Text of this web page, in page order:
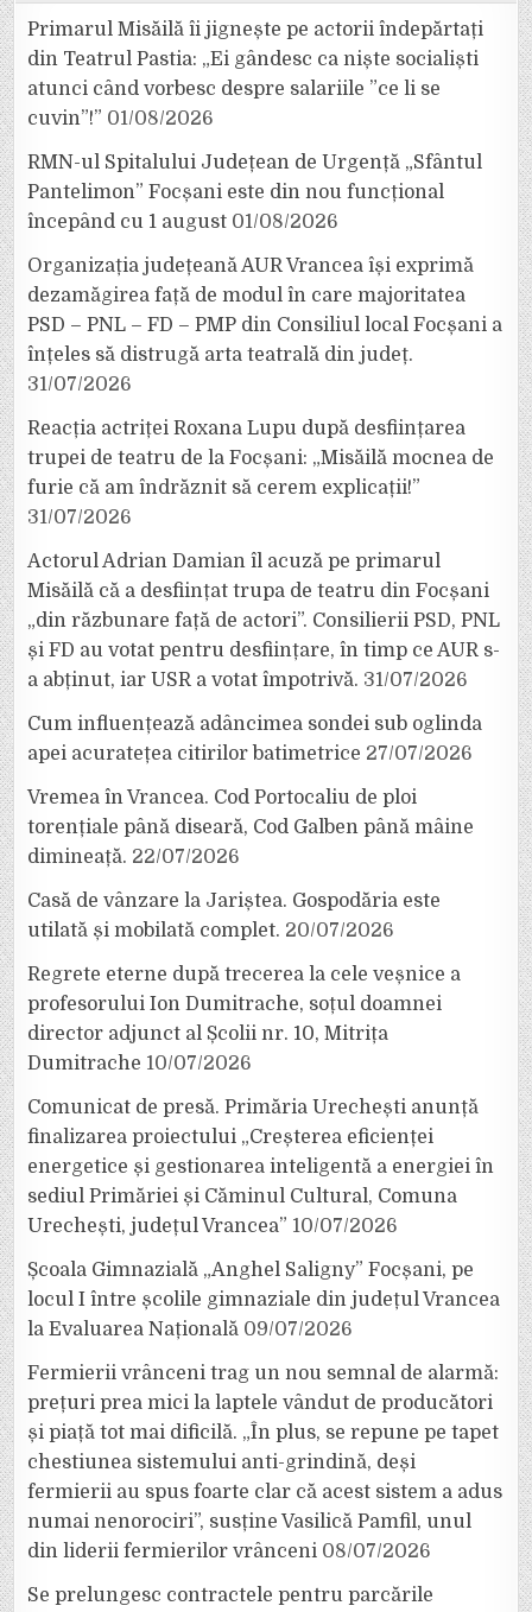
Primarul Misăilă îi jignește pe actorii îndepărtați
din Teatrul Pastia: „Ei gândesc ca niște socialiști
atunci când vorbesc despre salariile ”ce li se
cuvin”!” 01/08/2026
RMN-ul Spitalului Județean de Urgență „Sfântul
Pantelimon” Focșani este din nou funcțional
începând cu 1 august 01/08/2026
Organizația județeană AUR Vrancea își exprimă
dezamăgirea față de modul în care majoritatea
PSD – PNL – FD – PMP din Consiliul local Focșani a
înțeles să distrugă arta teatrală din județ.
31/07/2026
Reacția actriței Roxana Lupu după desființarea
trupei de teatru de la Focșani: „Misăilă mocnea de
furie că am îndrăznit să cerem explicații!”
31/07/2026
Actorul Adrian Damian îl acuză pe primarul
Misăilă că a desființat trupa de teatru din Focșani
„din răzbunare față de actori”. Consilierii PSD, PNL
și FD au votat pentru desființare, în timp ce AUR s-
a abținut, iar USR a votat împotrivă. 31/07/2026
Cum influențează adâncimea sondei sub oglinda
apei acuratețea citirilor batimetrice 27/07/2026
Vremea în Vrancea. Cod Portocaliu de ploi
torențiale până diseară, Cod Galben până mâine
dimineață. 22/07/2026
Casă de vânzare la Jariștea. Gospodăria este
utilată și mobilată complet. 20/07/2026
Regrete eterne după trecerea la cele veșnice a
profesorului Ion Dumitrache, soțul doamnei
director adjunct al Școlii nr. 10, Mitrița
Dumitrache 10/07/2026
Comunicat de presă. Primăria Urechești anunță
finalizarea proiectului „Creșterea eficienței
energetice și gestionarea inteligentă a energiei în
sediul Primăriei și Căminul Cultural, Comuna
Urechești, județul Vrancea” 10/07/2026
Școala Gimnazială „Anghel Saligny” Focșani, pe
locul I între școlile gimnaziale din județul Vrancea
la Evaluarea Națională 09/07/2026
Fermierii vrânceni trag un nou semnal de alarmă:
prețuri prea mici la laptele vândut de producători
și piață tot mai dificilă. „În plus, se repune pe tapet
chestiunea sistemului anti-grindină, deși
fermierii au spus foarte clar că acest sistem a adus
numai nenorociri”, susține Vasilică Pamfil, unul
din liderii fermierilor vrânceni 08/07/2026
Se prelungesc contractele pentru parcările